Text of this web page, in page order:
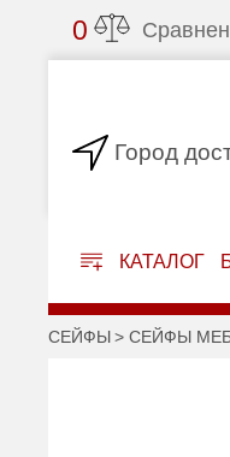
0
Город
КАТАЛОГ
СЕЙФЫ СЕЙФЫ